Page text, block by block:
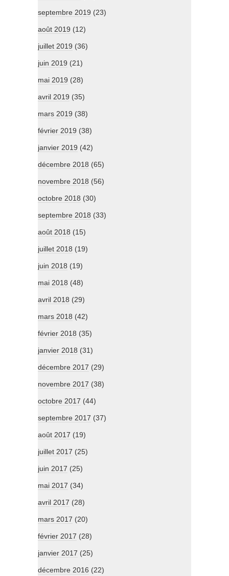
septembre 2019 (23)
août 2019 (12)
juillet 2019 (36)
juin 2019 (21)
mai 2019 (28)
avril 2019 (35)
mars 2019 (38)
février 2019 (38)
janvier 2019 (42)
décembre 2018 (65)
novembre 2018 (56)
octobre 2018 (30)
septembre 2018 (33)
août 2018 (15)
juillet 2018 (19)
juin 2018 (19)
mai 2018 (48)
avril 2018 (29)
mars 2018 (42)
février 2018 (35)
janvier 2018 (31)
décembre 2017 (29)
novembre 2017 (38)
octobre 2017 (44)
septembre 2017 (37)
août 2017 (19)
juillet 2017 (25)
juin 2017 (25)
mai 2017 (34)
avril 2017 (28)
mars 2017 (20)
février 2017 (28)
janvier 2017 (25)
décembre 2016 (22)